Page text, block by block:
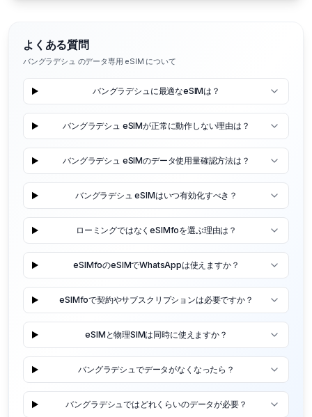
よくある質問
バングラデシュ のデータ専用 eSIM について
バングラデシュに最適なeSIMは？
バングラデシュ eSIMが正常に動作しない理由は？
バングラデシュ eSIMのデータ使用量確認方法は？
バングラデシュ eSIMはいつ有効化すべき？
ローミングではなくeSIMfoを選ぶ理由は？
eSIMfoのeSIMでWhatsAppは使えますか？
eSIMfoで契約やサブスクリプションは必要ですか？
eSIMと物理SIMは同時に使えますか？
バングラデシュでデータがなくなったら？
バングラデシュではどれくらいのデータが必要？